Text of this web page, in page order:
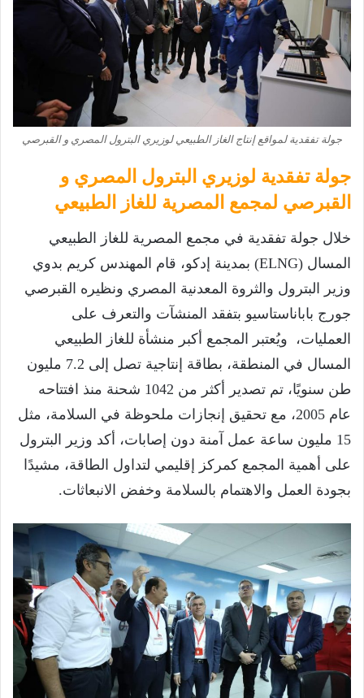
جولة تفقدية لمواقع إنتاج الغاز الطبيعي لوزيري البترول المصري و القبرصي
جولة تفقدية لوزيري البترول المصري و
القبرصي لمجمع المصرية للغاز الطبيعي
خلال جولة تفقدية في مجمع المصرية للغاز الطبيعي
المسال (ELNG) بمدينة إدكو، قام المهندس كريم بدوي
وزير البترول والثروة المعدنية المصري ونظيره القبرصي
جورج باباناستاسيو بتفقد المنشآت والتعرف على
العمليات، ويُعتبر المجمع أكبر منشأة للغاز الطبيعي
المسال في المنطقة، بطاقة إنتاجية تصل إلى 7.2 مليون
طن سنويًا، تم تصدير أكثر من 1042 شحنة منذ افتتاحه
عام 2005، مع تحقيق إنجازات ملحوظة في السلامة، مثل
15 مليون ساعة عمل آمنة دون إصابات، أكد وزير البترول
على أهمية المجمع كمركز إقليمي لتداول الطاقة، مشيدًا
بجودة العمل والاهتمام بالسلامة وخفض الانبعاثات.